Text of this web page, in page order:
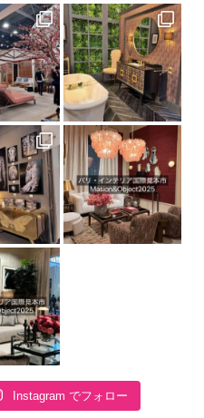
Instagram でフォロー